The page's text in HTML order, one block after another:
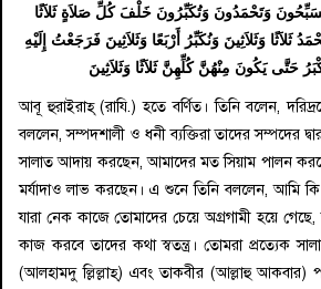
وَتَحْمَدُونَ وَتُكَبِّرُونَ خَلْفَ كُلِّ صَلاَةٍ ثَلاَثًا
ثَلاَثًا وَثَلاَثِينَ وَنُكَبِّرُ أَرْبَعًا وَثَلاَثِينَ فَرَجَعْتُ إِلَيْهِ
حَتَّى يَكُونَ مِنْهُنَّ كُلِّهِنَّ ثَلاَثًا وَثَلاَثِينَ
আবূ হুরাইরাহ্ (রাযি.) হতে বর্ণিত। তিনি বলেন,
বললেন, সম্পদশালী ও ধনী ব্যক্তিরা তাদের সম্পদের
সালাত আদায় করছেন, আমাদের মত সিয়াম পালন
মর্যাদাও লাভ করছেন। এ শুনে তিনি বললেন, আমি
যারা নেক কাজে তোমাদের চেয়ে অগ্রগামী হয়ে
কাজ করবে তাদের কথা স্বতন্ত্র। তোমরা প্রত্যেক
(আলহামদু ল্লিল্লাহ্) এবং তাকবীর (আল্লাহু আকবার)